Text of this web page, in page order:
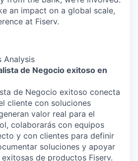
an impact on a global scale,
at Fiserv.
Analysis
de Negocio exitoso en
de Negocio exitoso conecta
cliente con soluciones
valor real para el
colaborarás con equipos
y con clientes para definir
soluciones y apoyar
de productos Fiserv.